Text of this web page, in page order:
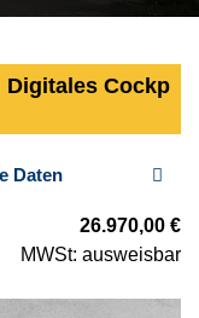
Digitales Cockp
Daten
26.970,00 €
MWSt: ausweisbar